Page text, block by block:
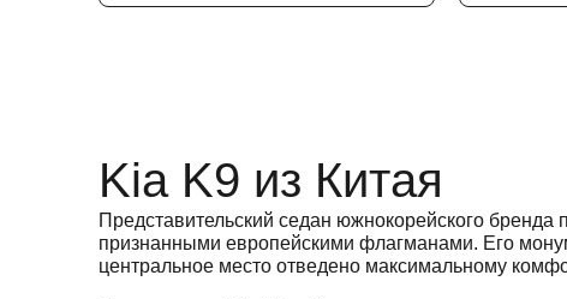
Kia K9 из Китая
Представительский седан южнокорейского
признанными европейскими флагманами. Его
центральное место отведено максимальному